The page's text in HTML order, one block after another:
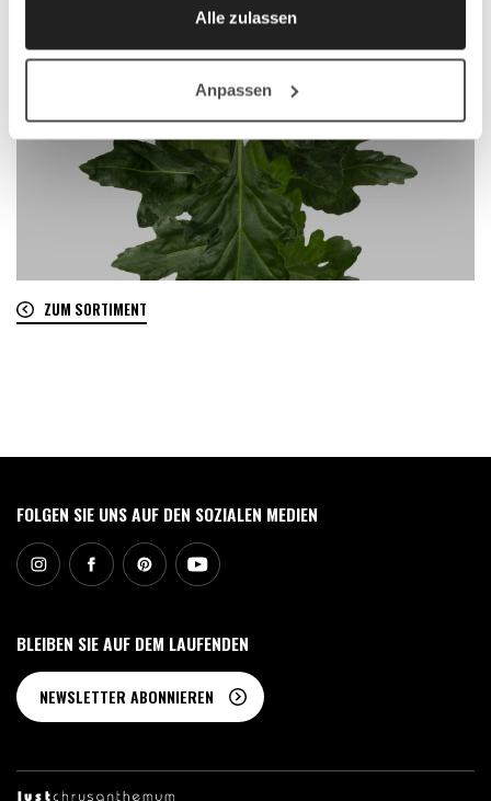
Alle zulassen
Anpassen
ZUM SORTIMENT
FOLGEN SIE UNS AUF DEN SOZIALEN MEDIEN
BLEIBEN SIE AUF DEM LAUFENDEN
NEWSLETTER ABONNIEREN